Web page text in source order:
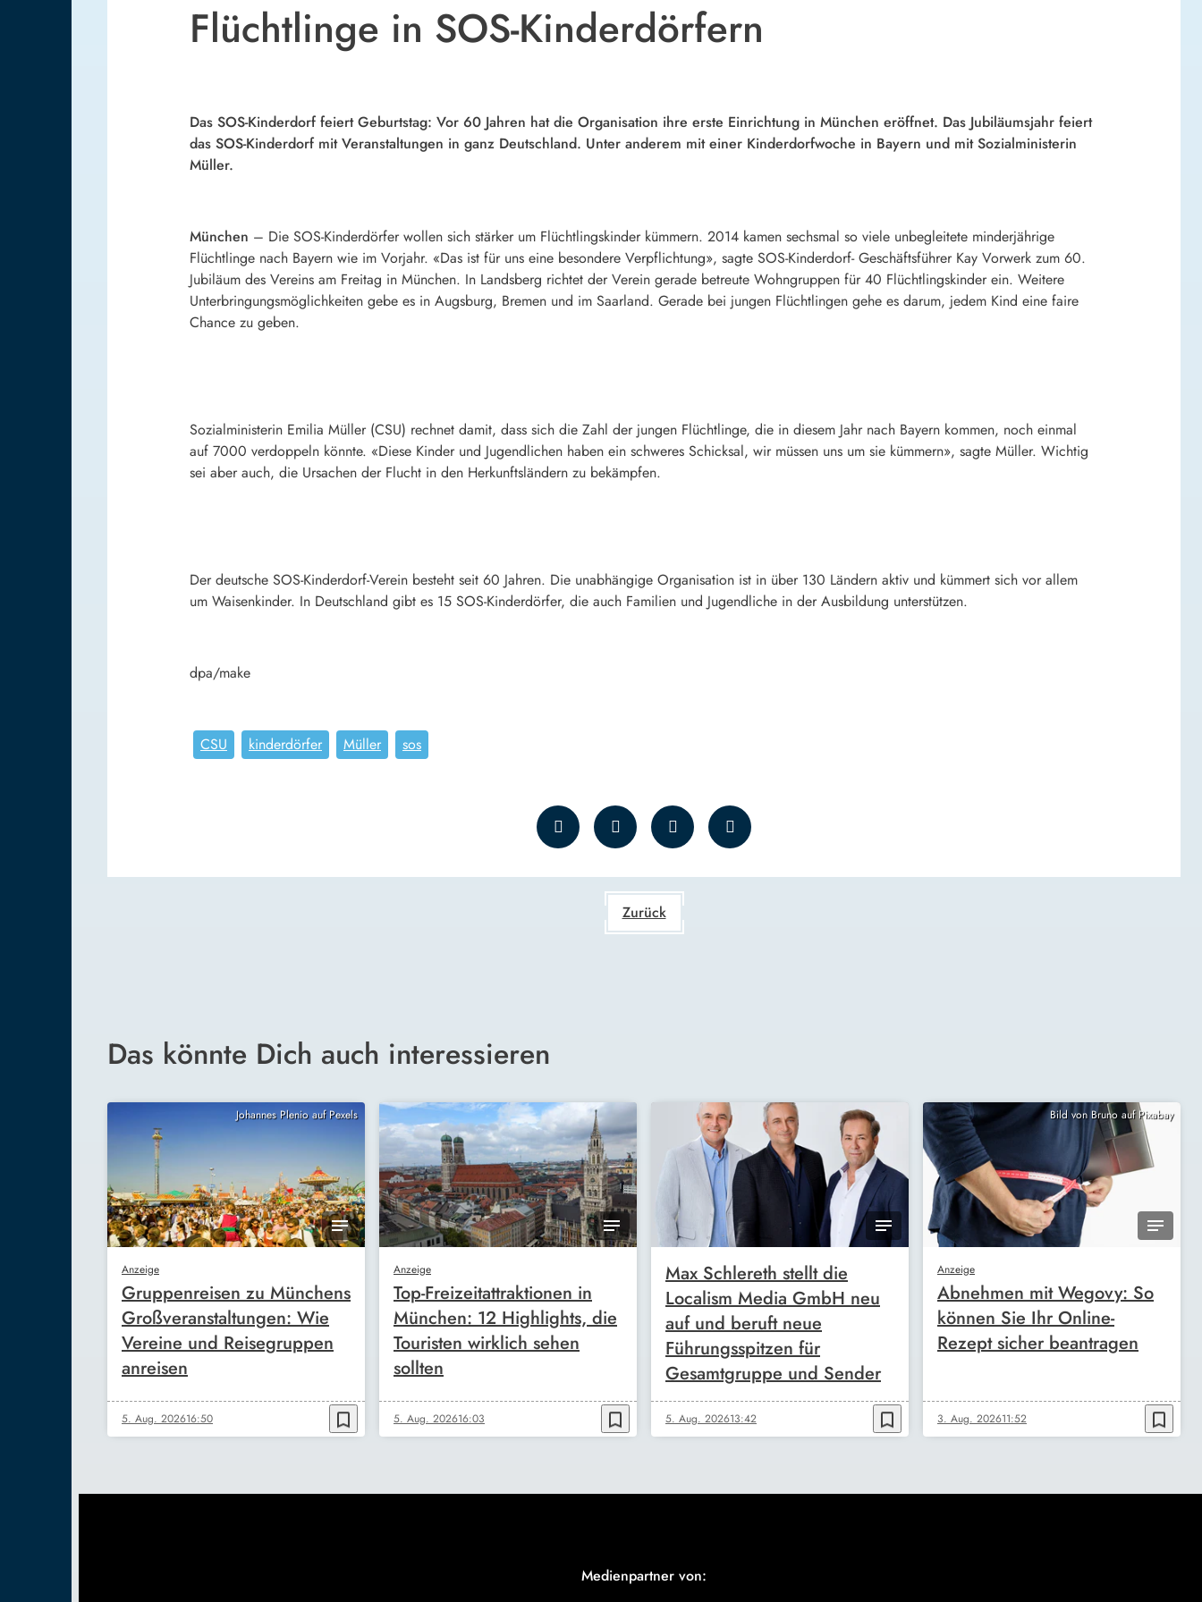
Flüchtlinge in SOS-Kinderdörfern
Das SOS-Kinderdorf feiert Geburtstag: Vor 60 Jahren hat die Organisation ihre erste Einrichtung in München eröffnet. Das Jubiläumsjahr feiert
das SOS-Kinderdorf mit Veranstaltungen in ganz Deutschland. Unter anderem mit einer Kinderdorfwoche in Bayern und mit Sozialministerin
Müller.
München – Die SOS-Kinderdörfer wollen sich stärker um Flüchtlingskinder kümmern. 2014 kamen sechsmal so viele unbegleitete minderjährige
Flüchtlinge nach Bayern wie im Vorjahr. «Das ist für uns eine besondere Verpflichtung», sagte SOS-Kinderdorf- Geschäftsführer Kay Vorwerk zum 60.
Jubiläum des Vereins am Freitag in München. In Landsberg richtet der Verein gerade betreute Wohngruppen für 40 Flüchtlingskinder ein. Weitere
Unterbringungsmöglichkeiten gebe es in Augsburg, Bremen und im Saarland. Gerade bei jungen Flüchtlingen gehe es darum, jedem Kind eine faire
Chance zu geben.
Sozialministerin Emilia Müller (CSU) rechnet damit, dass sich die Zahl der jungen Flüchtlinge, die in diesem Jahr nach Bayern kommen, noch einmal
auf 7000 verdoppeln könnte. «Diese Kinder und Jugendlichen haben ein schweres Schicksal, wir müssen uns um sie kümmern», sagte Müller. Wichtig
sei aber auch, die Ursachen der Flucht in den Herkunftsländern zu bekämpfen.
Der deutsche SOS-Kinderdorf-Verein besteht seit 60 Jahren. Die unabhängige Organisation ist in über 130 Ländern aktiv und kümmert sich vor allem
um Waisenkinder. In Deutschland gibt es 15 SOS-Kinderdörfer, die auch Familien und Jugendliche in der Ausbildung unterstützen.
dpa/make
CSU kinderdörfer Müller sos
Zurück
Das könnte Dich auch interessieren
Johannes Plenio auf Pexels
Anzeige
Gruppenreisen zu Münchens
Großveranstaltungen: Wie
Vereine und Reisegruppen
anreisen
5. Aug. 202616:50 bookmark_border
Anzeige
Top-Freizeitattraktionen in
München: 12 Highlights, die
Touristen wirklich sehen
sollten
5. Aug. 202616:03 bookmark_border
Max Schlereth stellt die
Localism Media GmbH neu
auf und beruft neue
Führungsspitzen für
Gesamtgruppe und Sender
5. Aug. 202613:42 bookmark_border
Bild von Bruno auf Pixabay
Anzeige
Abnehmen mit Wegovy: So
können Sie Ihr Online-
Rezept sicher beantragen
3. Aug. 202611:52 bookmark_border
Medienpartner von: